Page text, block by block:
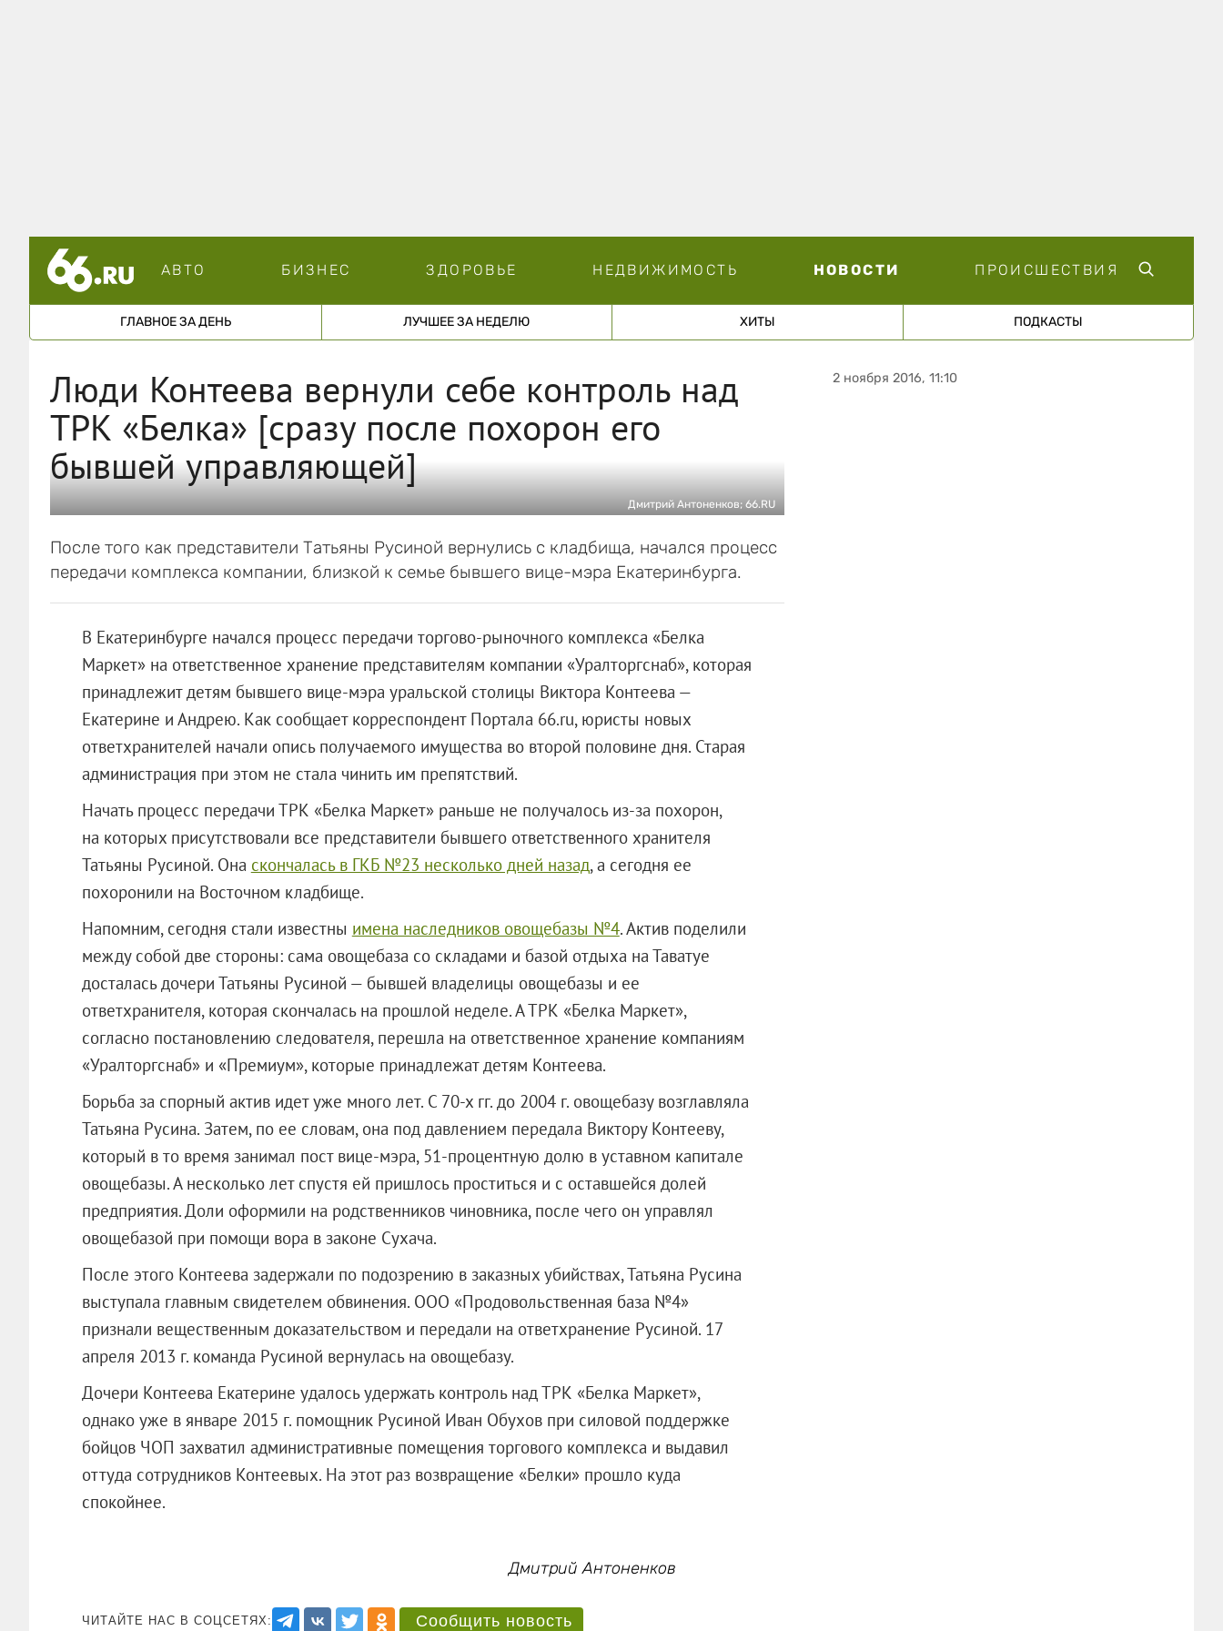
АВТО БИЗНЕС ЗДОРОВЬЕ НЕДВИЖИМОСТЬ НОВОСТИ ПРОИСШЕСТВИЯ
ГЛАВНОЕ ЗА ДЕНЬ ЛУЧШЕЕ ЗА НЕДЕЛЮ ХИТЫ ПОДКАСТЫ
Люди Контеева вернули себе контроль над
ТРК «Белка» [сразу после похорон его
бывшей управляющей]
Дмитрий Антоненков; 66.RU
После того как представители Татьяны Русиной вернулись с кладбища, начался процесс
передачи комплекса компании, близкой к семье бывшего вице-мэра Екатеринбурга.
В Екатеринбурге начался процесс передачи торгово-рыночного комплекса «Белка
Маркет» на ответственное хранение представителям компании «Уралторгснаб», которая
принадлежит детям бывшего вице-мэра уральской столицы Виктора Контеева —
Екатерине и Андрею. Как сообщает корреспондент Портала 66.ru, юристы новых
ответхранителей начали опись получаемого имущества во второй половине дня. Старая
администрация при этом не стала чинить им препятствий.
Начать процесс передачи ТРК «Белка Маркет» раньше не получалось из-за похорон,
на которых присутствовали все представители бывшего ответственного хранителя
Татьяны Русиной. Она скончалась в ГКБ №23 несколько дней назад, а сегодня ее
похоронили на Восточном кладбище.
Напомним, сегодня стали известны имена наследников овощебазы №4. Актив поделили
между собой две стороны: сама овощебаза со складами и базой отдыха на Таватуе
досталась дочери Татьяны Русиной — бывшей владелицы овощебазы и ее
ответхранителя, которая скончалась на прошлой неделе. А ТРК «Белка Маркет»,
согласно постановлению следователя, перешла на ответственное хранение компаниям
«Уралторгснаб» и «Премиум», которые принадлежат детям Контеева.
Борьба за спорный актив идет уже много лет. С 70-х гг. до 2004 г. овощебазу возглавляла
Татьяна Русина. Затем, по ее словам, она под давлением передала Виктору Контееву,
который в то время занимал пост вице-мэра, 51-процентную долю в уставном капитале
овощебазы. А несколько лет спустя ей пришлось проститься и с оставшейся долей
предприятия. Доли оформили на родственников чиновника, после чего он управлял
овощебазой при помощи вора в законе Сухача.
После этого Контеева задержали по подозрению в заказных убийствах, Татьяна Русина
выступала главным свидетелем обвинения. ООО «Продовольственная база №4»
признали вещественным доказательством и передали на ответхранение Русиной. 17
апреля 2013 г. команда Русиной вернулась на овощебазу.
Дочери Контеева Екатерине удалось удержать контроль над ТРК «Белка Маркет»,
однако уже в январе 2015 г. помощник Русиной Иван Обухов при силовой поддержке
бойцов ЧОП захватил административные помещения торгового комплекса и выдавил
оттуда сотрудников Контеевых. На этот раз возвращение «Белки» прошло куда
спокойнее.
Дмитрий Антоненков
ЧИТАЙТЕ НАС В СОЦСЕТЯХ: Сообщить новость
2 ноября 2016, 11:10